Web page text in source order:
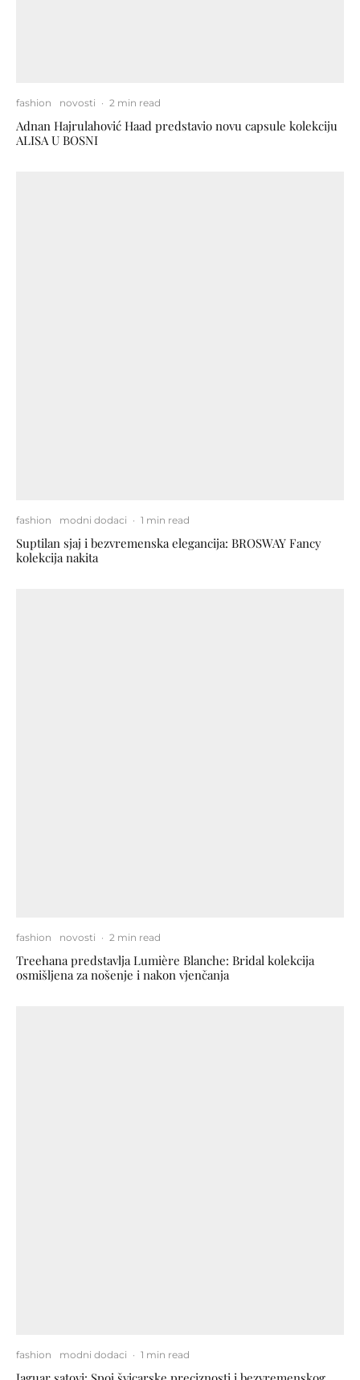
fashion novosti · 2 min read
Adnan Hajrulahović Haad predstavio novu capsule kolekciju
ALISA U BOSNI
fashion modni dodaci · 1 min read
Suptilan sjaj i bezvremenska elegancija: BROSWAY Fancy
kolekcija nakita
fashion novosti · 2 min read
Treehana predstavlja Lumière Blanche: Bridal kolekcija
osmišljena za nošenje i nakon vjenčanja
fashion modni dodaci · 1 min read